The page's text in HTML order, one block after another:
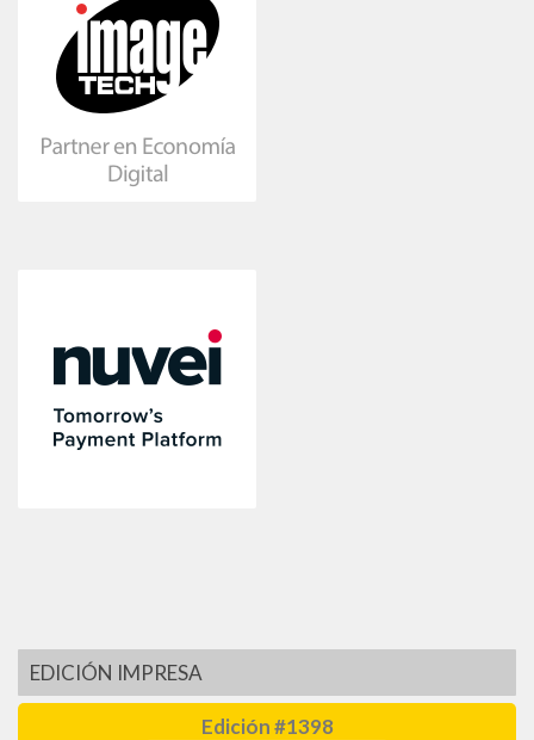
EDICIÓN IMPRESA
Edición #1398